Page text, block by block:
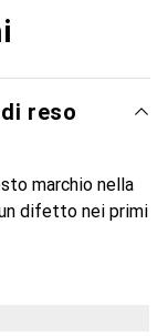
reso
marchio nella
difetto nei primi